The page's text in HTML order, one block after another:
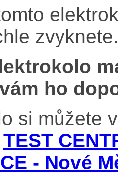
zvyknete.
ho
si můžete
TEST
- Nové